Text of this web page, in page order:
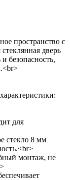
пространство с
дверь
безопасность,
для
стекло 8 мм
монтаж, не